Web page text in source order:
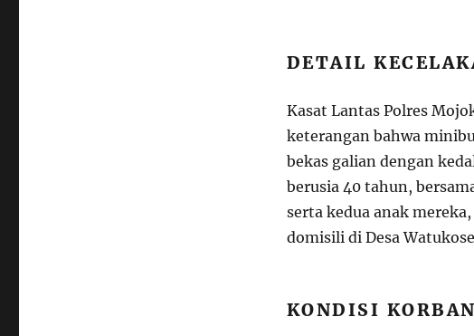
DETAIL
Kasat Lantas Polres
keterangan bahwa
bekas galian dengan
berusia 40 tahun,
serta kedua anak
domisili di Desa
KONDISI